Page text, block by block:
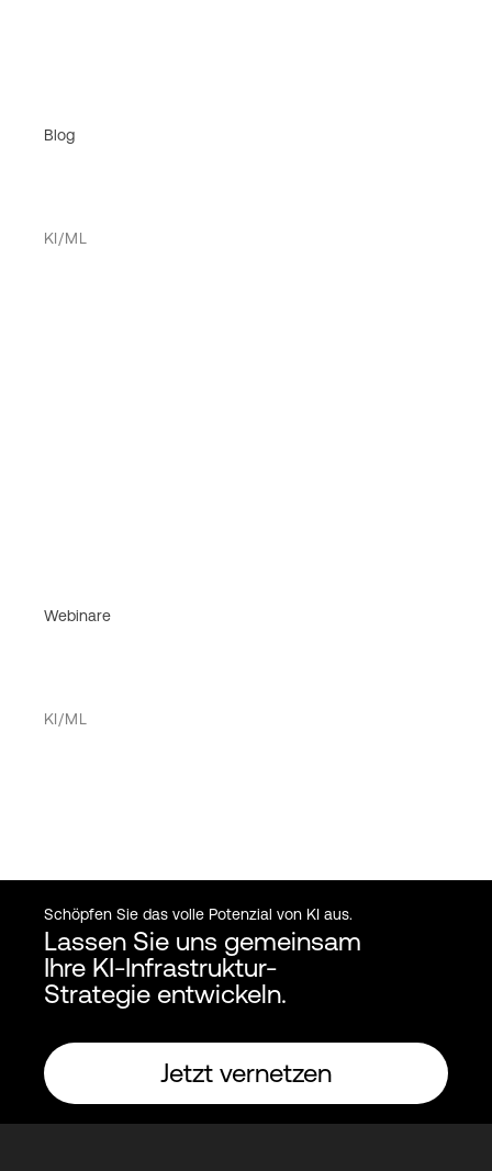
Blog
KI/ML
Webinare
KI/ML
Schöpfen Sie das volle Potenzial von KI aus.
Lassen Sie uns gemeinsam
Ihre KI-Infrastruktur-
Strategie entwickeln.
Jetzt vernetzen